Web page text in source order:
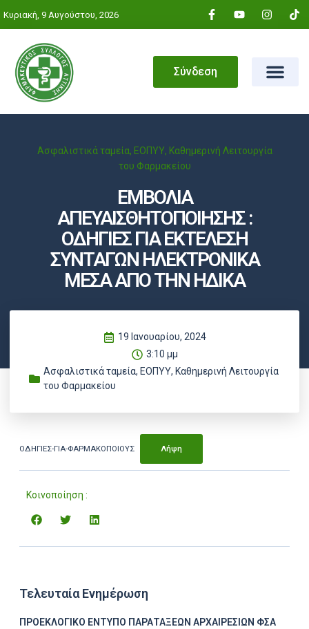
Κυριακή, 9 Αυγούστου, 2026
Σύνδεση
Ασφαλιστικά ταμεία, ΕΟΠΥΥ, Καθημερινή Λειτουργία
του Φαρμακείου
ΕΜΒΟΛΙΑ
ΑΠΕΥΑΙΣΘΗΤΟΠΟΙΗΣΗΣ :
ΟΔΗΓΙΕΣ ΓΙΑ ΕΚΤΕΛΕΣΗ
ΣΥΝΤΑΓΩΝ ΗΛΕΚΤΡΟΝΙΚΑ
ΜΕΣΑ ΑΠΟ ΤΗΝ ΗΔΙΚΑ
19 Ιανουαρίου, 2024
3:10 μμ
Ασφαλιστικά ταμεία, ΕΟΠΥΥ, Καθημερινή Λειτουργία
του Φαρμακείου
ΟΔΗΓΙΕΣ-ΓΙΑ-ΦΑΡΜΑΚΟΠΟΙΟΥΣ Λήψη
Κοινοποίηση :
Τελευταία Ενημέρωση
ΠΡΟΕΚΛΟΓΙΚΟ ΕΝΤΥΠΟ ΠΑΡΑΤΑΞΕΩΝ ΑΡΧΑΙΡΕΣΙΩΝ ΦΣΑ